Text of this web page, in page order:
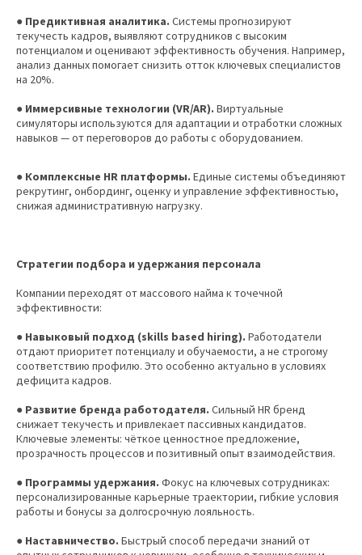
● Предиктивная аналитика. Системы прогнозируют
текучесть кадров, выявляют сотрудников с высоким
потенциалом и оценивают эффективность обучения. Например,
анализ данных помогает снизить отток ключевых специалистов
на 20%.
● Иммерсивные технологии (VR/AR). Виртуальные
симуляторы используются для адаптации и отработки сложных
навыков — от переговоров до работы с оборудованием.
● Комплексные HR платформы. Единые системы объединяют
рекрутинг, онбординг, оценку и управление эффективностью,
снижая административную нагрузку.
Стратегии подбора и удержания персонала
Компании переходят от массового найма к точечной
эффективности:
● Навыковый подход (skills based hiring). Работодатели
отдают приоритет потенциалу и обучаемости, а не строгому
соответствию профилю. Это особенно актуально в условиях
дефицита кадров.
● Развитие бренда работодателя. Сильный HR бренд
снижает текучесть и привлекает пассивных кандидатов.
Ключевые элементы: чёткое ценностное предложение,
прозрачность процессов и позитивный опыт взаимодействия.
● Программы удержания. Фокус на ключевых сотрудниках:
персонализированные карьерные траектории, гибкие условия
работы и бонусы за долгосрочную лояльность.
● Наставничество. Быстрый способ передачи знаний от